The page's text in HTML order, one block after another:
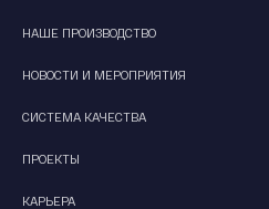
НАШЕ ПРОИЗВОДСТВО
НОВОСТИ И МЕРОПРИЯТИЯ
СИСТЕМА КАЧЕСТВА
ПРОЕКТЫ
КАРЬЕРА